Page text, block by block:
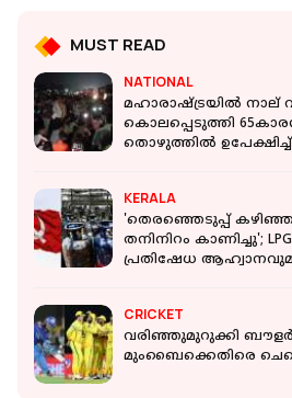
MUST READ
NATIONAL
മഹാരാഷ്ട്രയില്‍ നാല്
കൊലപ്പെടുത്തി
തൊഴുത്തില്‍
KERALA
'തെരഞ്ഞെടുപ്പ്
തനിനിറം കാണിച്ചു';
പ്രതിഷേധ
CRICKET
വരിഞ്ഞുമുറുക്കി
മുംബൈക്കെതിരെ